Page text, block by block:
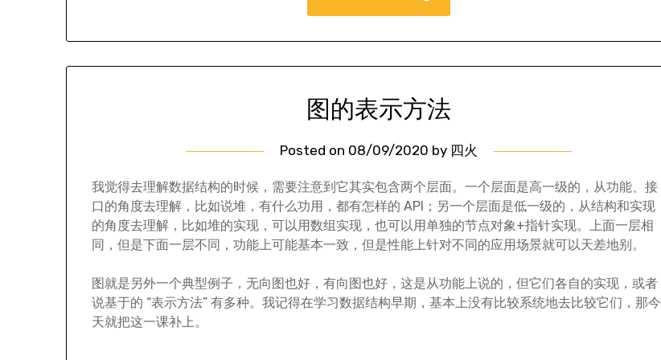
图的表示方法
Posted on 08/09/2020 by 四火
我觉得去理解数据结构的时候，需要注意到它其实包含两个层面。一个层面是高一级的，从功能、接
口的角度去理解，比如说堆，有什么功用，都有怎样的 API；另一个层面是低一级的，从结构和实现
的角度去理解，比如堆的实现，可以用数组实现，也可以用单独的节点对象+指针实现。上面一层相
同，但是下面一层不同，功能上可能基本一致，但是性能上针对不同的应用场景就可以天差地别。
图就是另外一个典型例子，无向图也好，有向图也好，这是从功能上说的，但它们各自的实现，或者
说基于的 “表示方法” 有多种。我记得在学习数据结构早期，基本上没有比较系统地去比较它们，那今
天就把这一课补上。